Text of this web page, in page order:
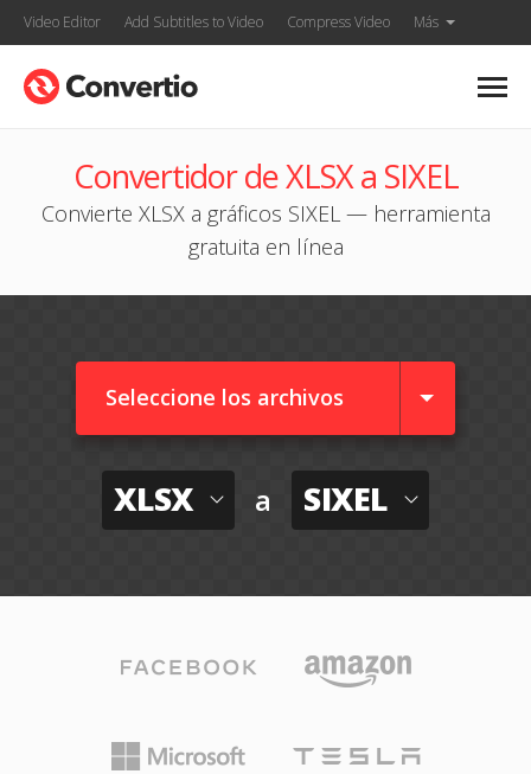
Video Editor Add Subtitles to Video Compress Video Más
Convertidor de XLSX a SIXEL
Convierte XLSX a gráficos SIXEL — herramienta
gratuita en línea
Seleccione los archivos
XLSX a SIXEL